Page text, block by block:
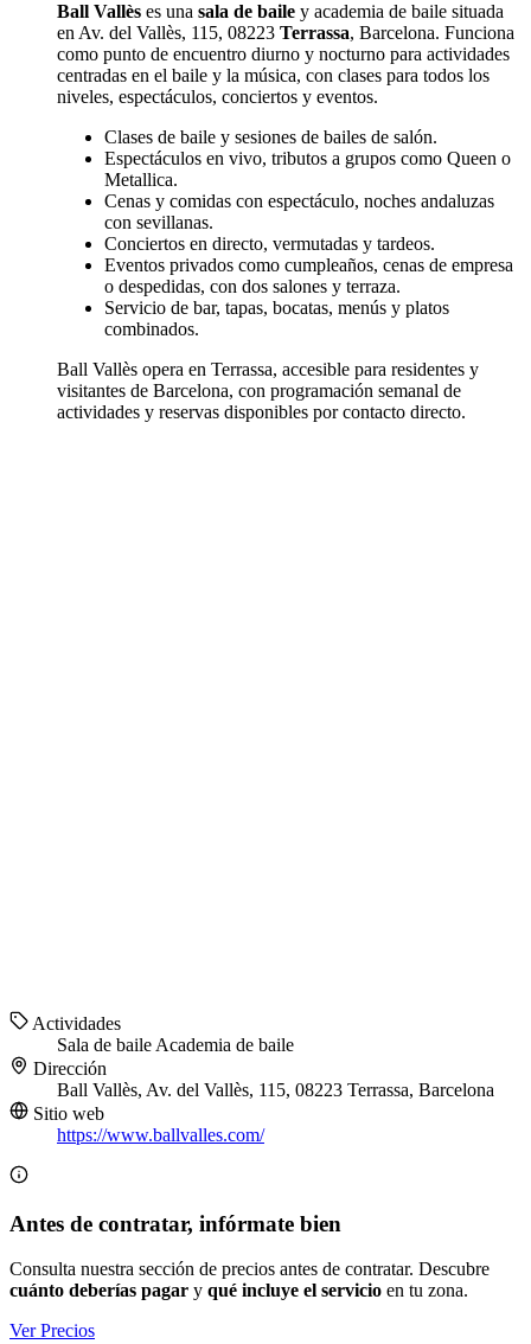
Ball Vallès es una sala de baile y academia de baile situada
en Av. del Vallès, 115, 08223 Terrassa, Barcelona. Funciona
como punto de encuentro diurno y nocturno para actividades
centradas en el baile y la música, con clases para todos los
niveles, espectáculos, conciertos y eventos.
Clases de baile y sesiones de bailes de salón.
Espectáculos en vivo, tributos a grupos como Queen o
Metallica.
Cenas y comidas con espectáculo, noches andaluzas
con sevillanas.
Conciertos en directo, vermutadas y tardeos.
Eventos privados como cumpleaños, cenas de empresa
o despedidas, con dos salones y terraza.
Servicio de bar, tapas, bocatas, menús y platos
combinados.
Ball Vallès opera en Terrassa, accesible para residentes y
visitantes de Barcelona, con programación semanal de
actividades y reservas disponibles por contacto directo.
Actividades
Sala de baile Academia de baile
Dirección
Ball Vallès, Av. del Vallès, 115, 08223 Terrassa, Barcelona
Sitio web
https://www.ballvalles.com/
Antes de contratar, infórmate bien
Consulta nuestra sección de precios antes de contratar. Descubre
cuánto deberías pagar y qué incluye el servicio en tu zona.
Ver Precios